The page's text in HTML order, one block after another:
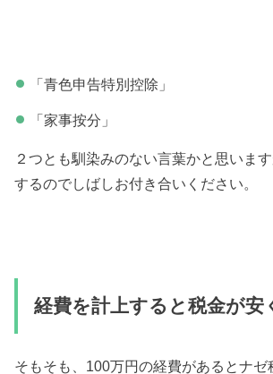
「青色申告特別控除」
「家事按分」
２つとも馴染みのない言葉かと思いま
するのでしばしお付き合いください。
経費を計上すると税金が安
そもそも、100万円の経費があるとナ